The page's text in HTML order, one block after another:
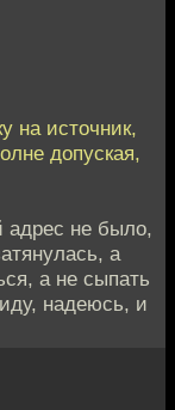
на источник,
допуская,
адрес не было,
а
а не сыпать
надеюсь, и